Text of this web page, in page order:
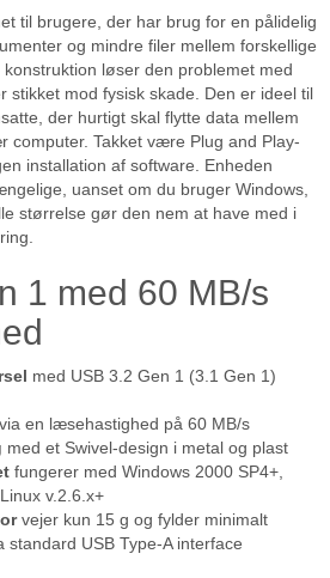
til brugere, der har brug for en pålidelig
og mindre filer mellem forskellige
løser den problemet med
stikket mod fysisk skade. Den er ideel til
der hurtigt skal flytte data mellem
Takket være Plug and Play-
installation af software. Enheden
uanset om du bruger Windows,
størrelse gør den nem at have med i
1 med 60 MB/s
med USB 3.2 Gen 1 (3.1 Gen 1)
via en læsehastighed på 60 MB/s
med et Swivel-design i metal og plast
fungerer med Windows 2000 SP4+,
v.2.6.x+
vejer kun 15 g og fylder minimalt
standard USB Type-A interface